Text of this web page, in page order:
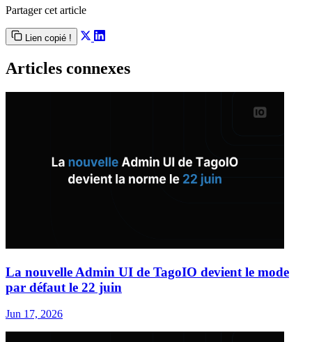
Partager cet article
Lien copié !
Articles connexes
La nouvelle Admin UI de TagoIO devient le mode
par défaut le 22 juin
Jun 17, 2026